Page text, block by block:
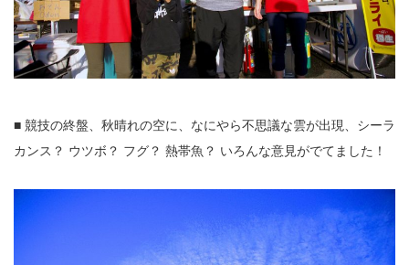
■ 競技の終盤、秋晴れの空に、なにやら不思議な雲が出現、シーラ
カンス？ ウツボ？ フグ？ 熱帯魚？ いろんな意見がでてました！